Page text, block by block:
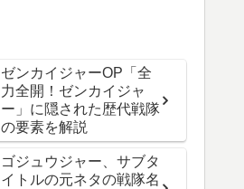
ゼンカイジャーOP「全
力全開！ゼンカイジャ
ー」に隠された歴代戦隊
の要素を解説
ゴジュウジャー、サブタ
イトルの元ネタの戦隊名